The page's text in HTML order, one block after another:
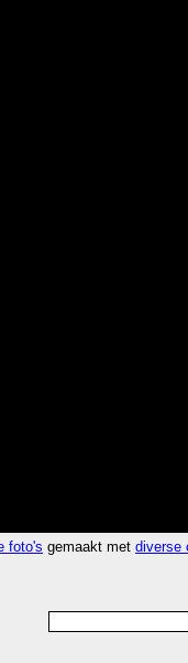
foto's gemaakt metdiverse